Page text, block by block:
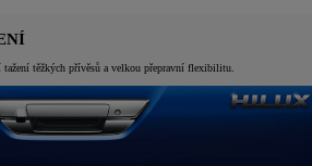
těžkých přívěsů a velkou přepravní flexibilitu.